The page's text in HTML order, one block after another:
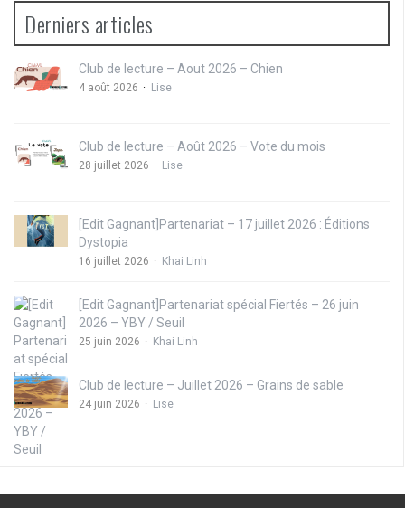
Derniers articles
Club de lecture – Aout 2026 – Chien
4 août 2026 Lise
Club de lecture – Août 2026 – Vote du mois
28 juillet 2026 Lise
[Edit Gagnant]Partenariat – 17 juillet 2026 : Éditions
Dystopia
16 juillet 2026 Khai Linh
[Edit Gagnant]Partenariat spécial Fiertés – 26 juin
2026 – YBY / Seuil
25 juin 2026 Khai Linh
Club de lecture – Juillet 2026 – Grains de sable
24 juin 2026 Lise